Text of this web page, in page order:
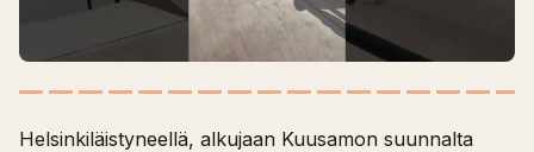
Helsinkiläistyneellä, alkujaan Kuusamon suunnalta